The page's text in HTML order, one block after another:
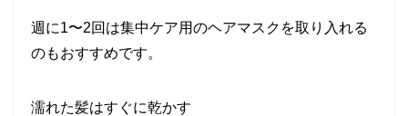
週に1〜2回は集中ケア用のヘアマスクを取り入れる
のもおすすめです。
濡れた髪はすぐに乾かす